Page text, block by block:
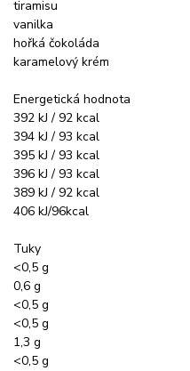
tiramisu
vanilka
hořká čokoláda
karamelový krém
Energetická hodnota
392 kJ / 92 kcal
394 kJ / 93 kcal
395 kJ / 93 kcal
396 kJ / 93 kcal
389 kJ / 92 kcal
406 kJ/96kcal
Tuky
<0,5 g
0,6 g
<0,5 g
<0,5 g
1,3 g
<0,5 g